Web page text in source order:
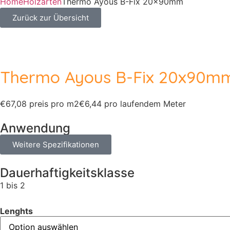
Zurück zur Übersicht
Thermo Ayous B-Fix
€67,08 preis pro m2€6,44 pro laufendem Meter
Anwendung
Weitere Spezifikationen
Dauerhaftigkeitsklasse
1 bis 2
Lenghts